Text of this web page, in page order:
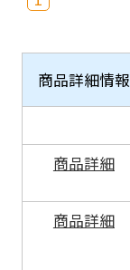
商品詳細情報
商品詳細
商品詳細